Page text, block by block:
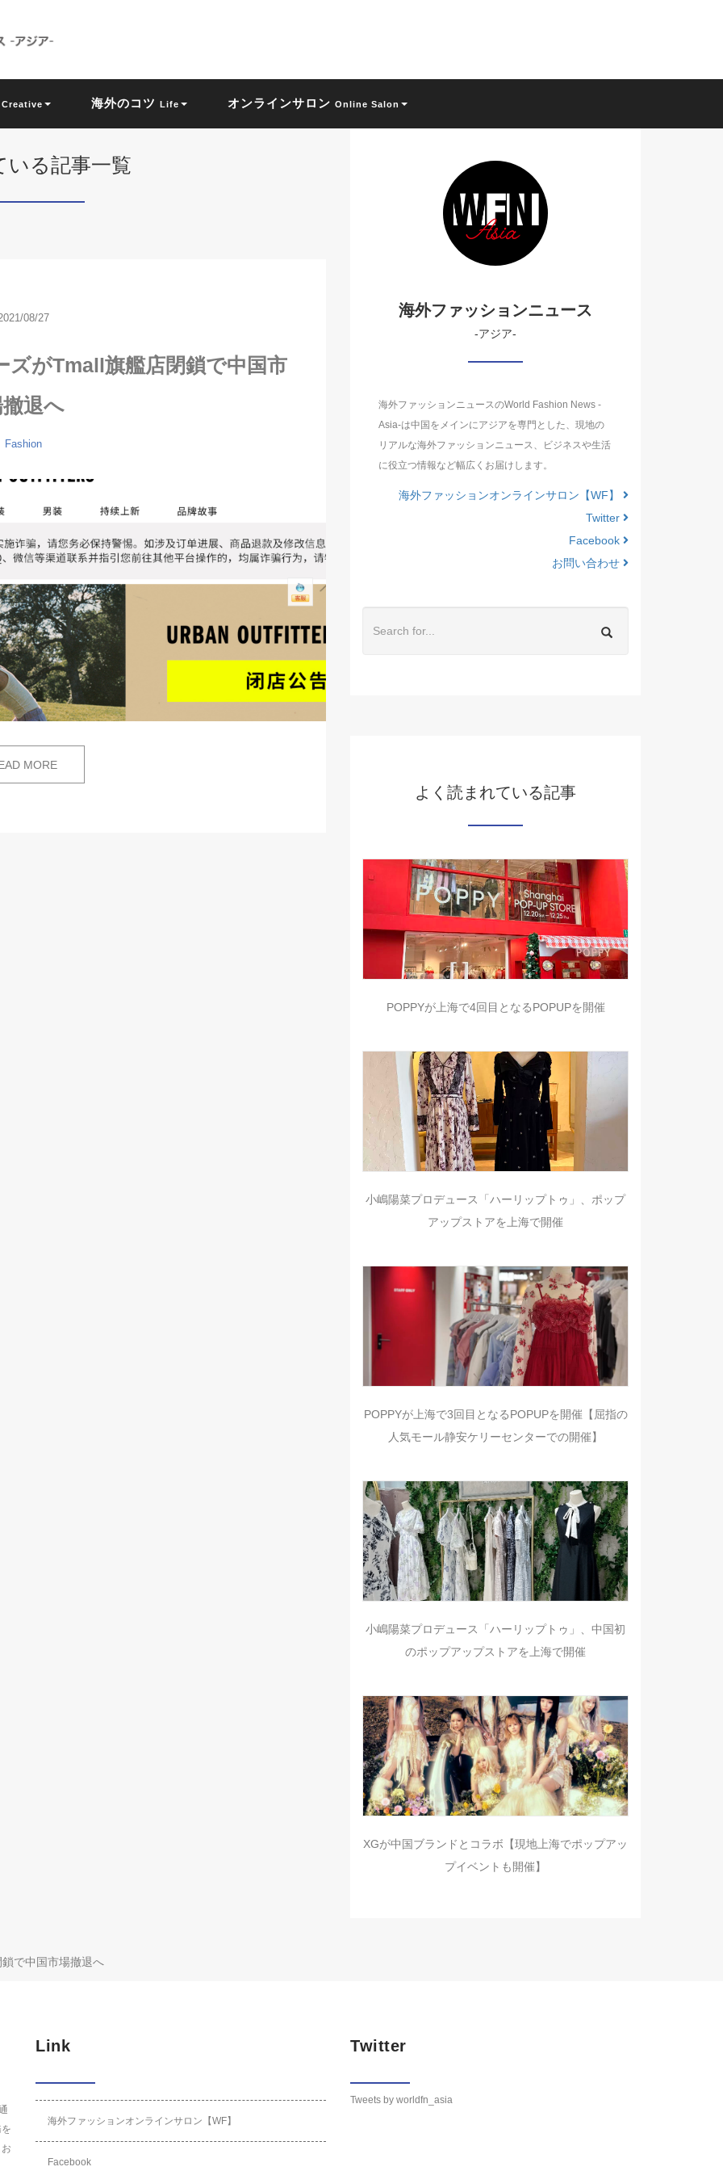
Creative 海外のコツ Life オンラインサロン Online Salon
いる記事一覧
08/27
がTmall旗艦店閉鎖で中国市
退へ
Fashion
MORE
海外ファッションニュース
-アジア-
海外ファッションニュースのWorld Fashion News -
Asia-は中国をメインにアジアを専門とした、現地の
リアルな海外ファッションニュース、ビジネスや生活
に役立つ情報など幅広くお届けします。
海外ファッションオンラインサロン【WF】
Twitter
Facebook
お問い合わせ
よく読まれている記事
POPPYが上海で4回目となるPOPUPを開催
小嶋陽菜プロデュース「ハーリップトゥ」、ポップ
アップストアを上海で開催
POPPYが上海で3回目となるPOPUPを開催【屈指の
人気モール静安ケリーセンターでの開催】
小嶋陽菜プロデュース「ハーリップトゥ」、中国初
のポップアップストアを上海で開催
XGが中国ブランドとコラボ【現地上海でポップアッ
プイベントも開催】
で中国市場撤退へ
Link
海外ファッションオンラインサロン【WF】
Facebook
Twitter
Tweets by worldfn_asia